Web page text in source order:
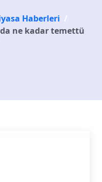
Haberleri /
ne kadar temettü